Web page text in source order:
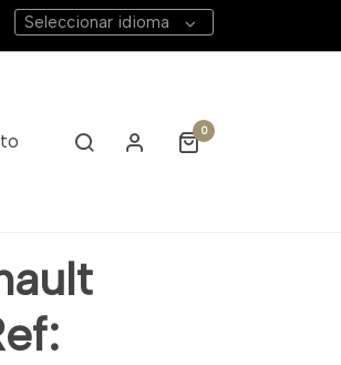
Seleccionar idioma
0